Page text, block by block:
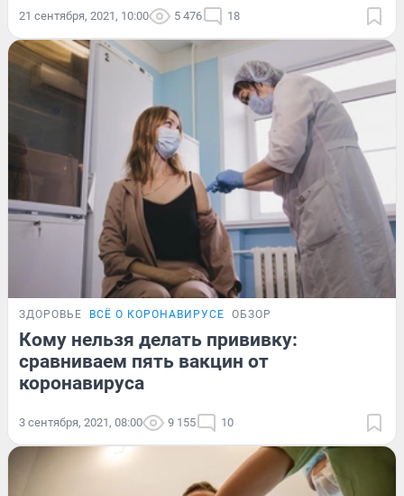
21 сентября, 2021, 10:00 5 476 18
ЗДОРОВЬЕ ВСЁ О КОРОНАВИРУСЕ ОБЗОР
Кому нельзя делать прививку:
сравниваем пять вакцин от
коронавируса
3 сентября, 2021, 08:00 9 155 10